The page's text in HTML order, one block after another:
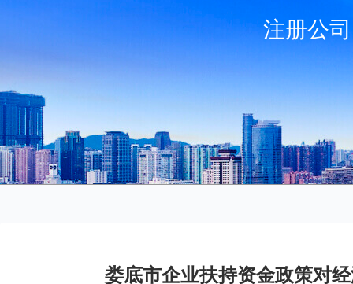
注册公
娄底市企业扶持资金政策对